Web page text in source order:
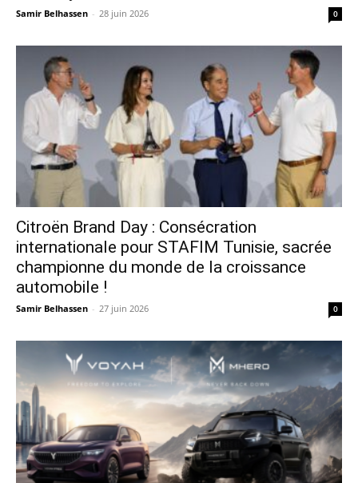
Samir Belhassen - 28 juin 2026 0
Citroën Brand Day : Consécration
internationale pour STAFIM Tunisie, sacrée
championne du monde de la croissance
automobile !
Samir Belhassen - 27 juin 2026 0